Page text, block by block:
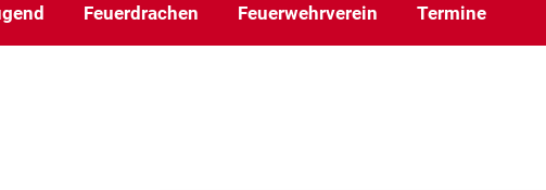
Feuerdrachen Feuerwehrverein Termine